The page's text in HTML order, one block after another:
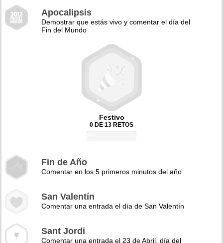
Apocalipsis
Demostrar que estás vivo y comentar el día del
Fin del Mundo
Festivo
0 DE 13 RETOS
Fin de Año
Comentar en los 5 primeros minutos del año
San Valentín
Comentar una entrada el día de San Valentín
Sant Jordi
Comentar una entrada el 23 de Abril, día del